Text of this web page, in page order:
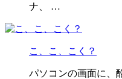
ナ、 …
こ、こ、こく？
パソコンの画面に、